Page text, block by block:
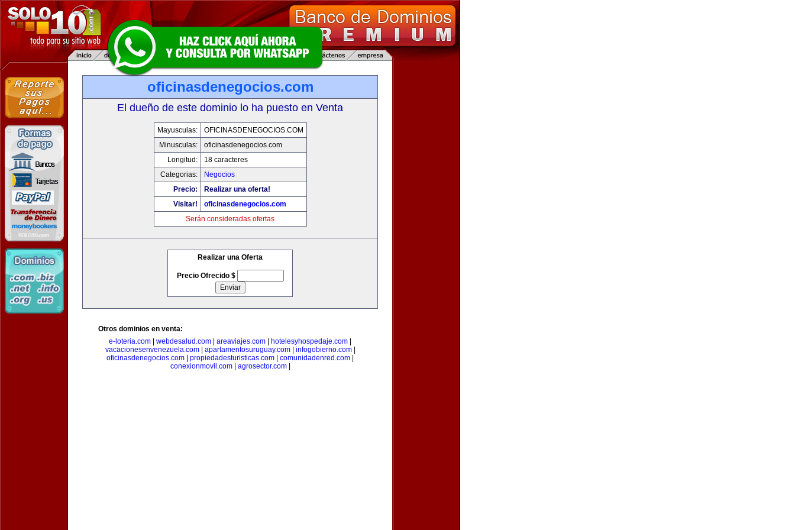
oficinasdenegocios.com
El dueño de este dominio lo ha puesto en Venta
Mayusculas:
OFICINASDENEGOCIOS.COM
Minusculas:
oficinasdenegocios.com
Longitud:
18 caracteres
Categorias:
Negocios
Precio:
Realizar una oferta!
Visitar!
oficinasdenegocios.com
Serán consideradas ofertas
Realizar una Oferta
Precio Ofrecido $
Otros dominios en venta:
e-loteria.com
webdesalud.com areaviajes.com hotelesyhospedaje.com
vacacionesenvenezuela.com| apartamentosuruguay.com| infogobierno.com|
oficinasdenegocios.com
propiedadesturisticas.com comunidadenred.com
conexionmovil.com| agrosector.com|